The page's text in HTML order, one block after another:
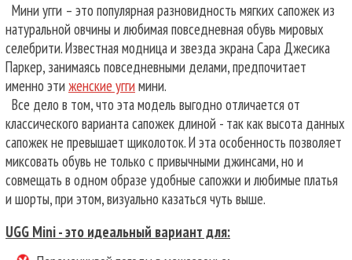
Мини угги – это популярная разновидность мягких сапожек из
натуральной овчины и любимая повседневная обувь мировых
селебрити. Известная модница и звезда экрана Сара Джесика
Паркер, занимаясь повседневными делами, предпочитает
именно эти женские угги мини.
Все дело в том, что эта модель выгодно отличается от
классического варианта сапожек длиной - так как высота данных
сапожек не превышает щиколоток. И эта особенность позволяет
миксовать обувь не только с привычными джинсами, но и
совмещать в одном образе удобные сапожки и любимые платья
и шорты, при этом, визуально казаться чуть выше.
UGG Mini - это идеальный вариант для: